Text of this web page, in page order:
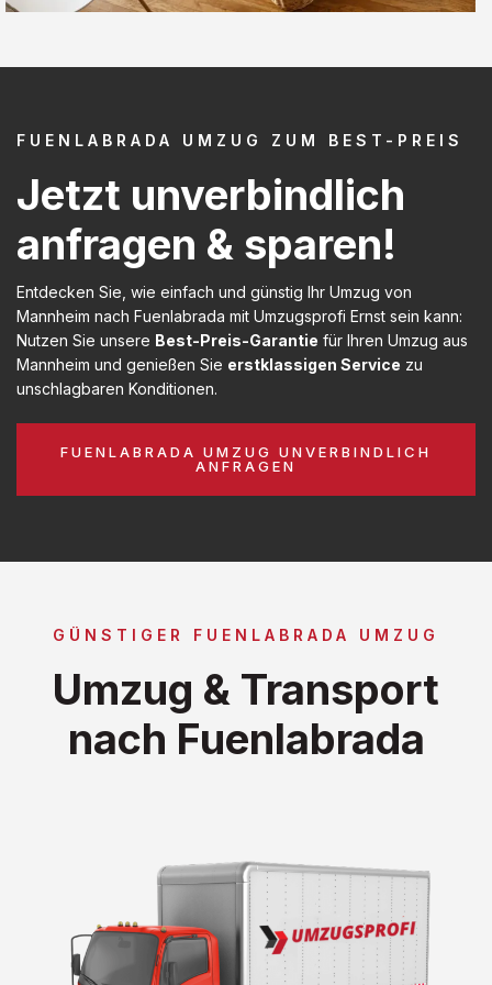
FUENLABRADA UMZUG ZUM BEST-PREIS
Jetzt unverbindlich
anfragen & sparen!
Entdecken Sie, wie einfach und günstig Ihr Umzug von
Mannheim nach Fuenlabrada mit Umzugsprofi Ernst sein kann:
Nutzen Sie unsere Best-Preis-Garantie für Ihren Umzug aus
Mannheim und genießen Sie erstklassigen Service zu
unschlagbaren Konditionen.
FUENLABRADA UMZUG UNVERBINDLICH
ANFRAGEN
GÜNSTIGER FUENLABRADA UMZUG
Umzug & Transport
nach Fuenlabrada